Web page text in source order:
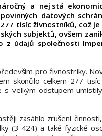
a nejistá
datových
tisíc živnostníků, což
subjektů, ovšem
z údajů společnosti
pro živnostníky.
skončilo celkem 277
velkým odstupem
zasáhlo zrušení
(3 424) a také fyzické